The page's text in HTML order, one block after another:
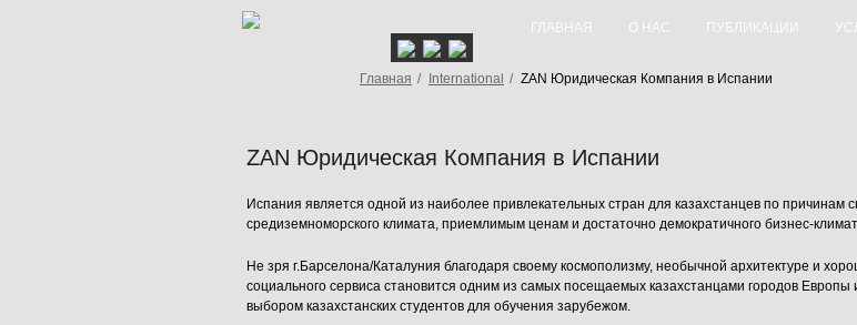
ГЛАВНАЯ О НАС ПУБЛИКАЦИИ
Главная / International / ZAN Юридическая Компания в Испании
ZAN Юридическая Компания в Испании
Испания является одной из наиболее привлекательных стран для казахстанцев по причинам
средиземноморского климата, приемлимым ценам и достаточно демократичного бизнес-
Не зря г.Барселона/Каталуния благодаря своему космополизму, необычной архитектуре и
социального сервиса становится одним из самых посещаемых казахстанцами городов Европы
выбором казахстанских студентов для обучения зарубежом.